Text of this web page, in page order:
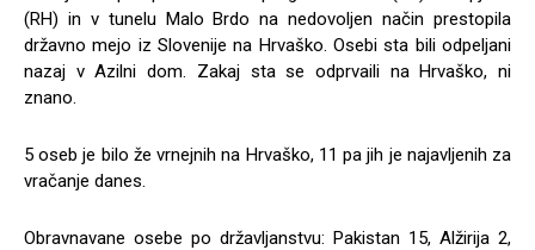
(RH) in v tunelu Malo Brdo na nedovoljen način prestopila
državno mejo iz Slovenije na Hrvaško. Osebi sta bili odpeljani
nazaj v Azilni dom. Zakaj sta se odprvaili na Hrvaško, ni
znano.
5 oseb je bilo že vrnejnih na Hrvaško, 11 pa jih je najavljenih za
vračanje danes.
Obravnavane osebe po državljanstvu: Pakistan 15, Alžirija 2,